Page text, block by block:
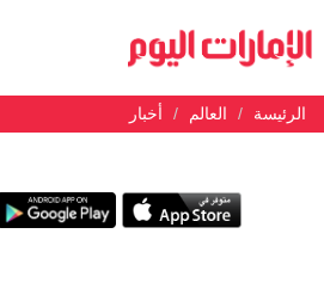
الرئيسة العالم أخبار